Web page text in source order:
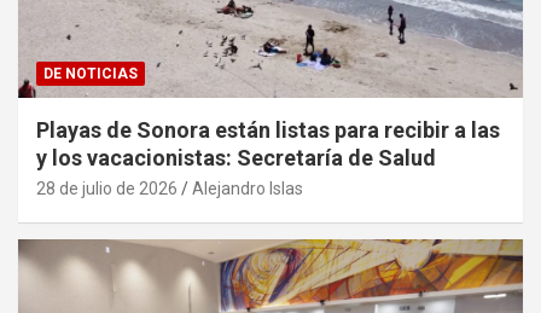
DE NOTICIAS
Playas de Sonora están listas para recibir a las
y los vacacionistas: Secretaría de Salud
28 de julio de 2026 Alejandro Islas